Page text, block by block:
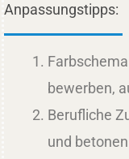
Anpassungstipps:
bewerben,
Berufliche
und